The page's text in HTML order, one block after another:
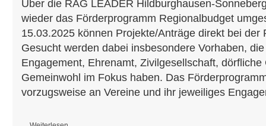
Über die RAG LEADER Hildburghausen-
wieder das Förderprogramm Regionalbudget
15.03.2025 können Projekte/Anträge direkt bei der
Gesucht werden dabei insbesondere Vorhaben,
Engagement, Ehrenamt, Zivilgesellschaft,
Gemeinwohl im Fokus haben. Das
vorzugsweise an Vereine und ihr jeweiliges